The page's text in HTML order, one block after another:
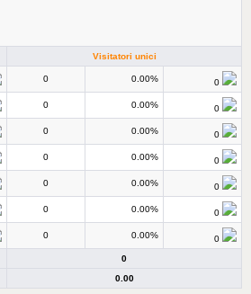
Visitatori unici
0 0.00% 0
0 0.00% 0
0 0.00% 0
0 0.00% 0
0 0.00% 0
0 0.00% 0
0 0.00%
0
0
0.00